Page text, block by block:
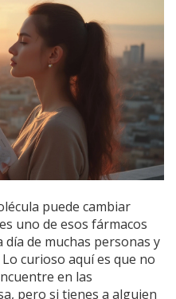
puede cambiar
uno de esos fármacos
de muchas personas y
curioso aquí es que no
en las
pero si tienes a alguien